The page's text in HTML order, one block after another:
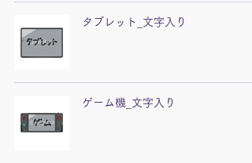
タブレット_文字入り
ゲーム機_文字入り